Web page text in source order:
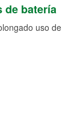
de batería
uso de